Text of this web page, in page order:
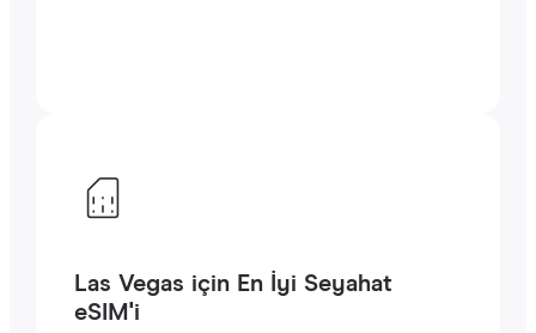
Las Vegas için En İyi Seyahat
eSIM'i